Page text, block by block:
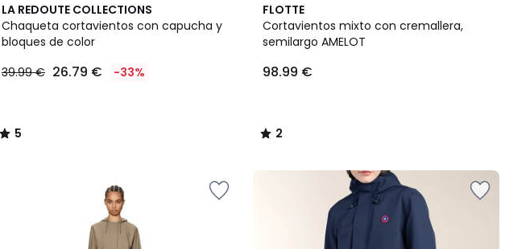
LA REDOUTE COLLECTIONS
Chaqueta cortavientos con capucha y
bloques de color
39.99 € 26.79 € -33%
5
/
5
5
/
FLOTTE
Cortavientos mixto con cremallera,
semilargo AMELOT
98.99 €
2
/
5
2
/